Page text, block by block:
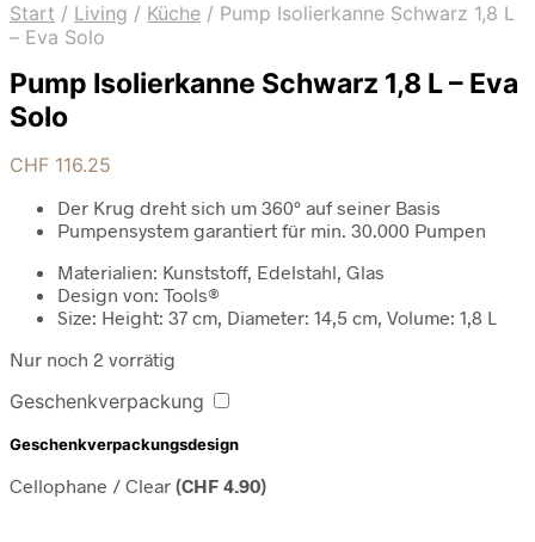
Start / Living / Küche / Pump Isolierkanne Schwarz 1,8 L
– Eva Solo
Pump Isolierkanne Schwarz 1,8 L – Eva
Solo
CHF 116.25
Der Krug dreht sich um 360° auf seiner Basis
Pumpensystem garantiert für min. 30.000 Pumpen
Materialien: Kunststoff, Edelstahl, Glas
Design von: Tools®
Size: Height: 37 cm, Diameter: 14,5 cm, Volume: 1,8 L
Nur noch 2 vorrätig
Geschenkverpackung
Geschenkverpackungsdesign
Cellophane / Clear (CHF 4.90)